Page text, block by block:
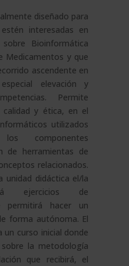
diseñado para
interesadas en
Bioinformática
Medicamentos y que
ascendente en
elevación y
Permite
y ética, en el
utilizados
componentes
de herramientas de
relacionados.
unidad didáctica el/la
ejercicios de
permitirá hacer un
forma autónoma. El
un curso inicial donde
la metodología
que recibirá, el